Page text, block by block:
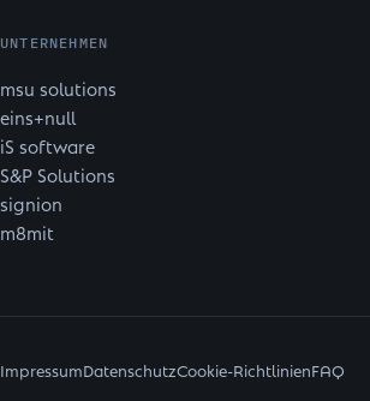
UNTERNEHMEN
msu solutions
eins+null
iS software
S&P Solutions
signion
m8mit
ImpressumDatenschutzCookie-RichtlinienFAQ